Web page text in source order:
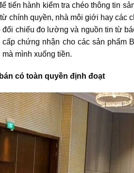
tiến hành kiểm tra chéo thông tin
chính quyền, nhà môi giới hay các
đối chiếu đo lường và nguồn tin từ
chứng nhận cho các sản phẩm
mình xuống tiền.
có toàn quyền định đoạt